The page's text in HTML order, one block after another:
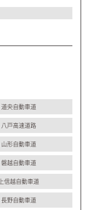
道央自動車道
八戸高速道路
山形自動車道
磐越自動車道
上信越自動車道
長野自動車道